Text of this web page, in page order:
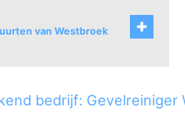
van Westbroek
bedrijf: Gevelreiniger